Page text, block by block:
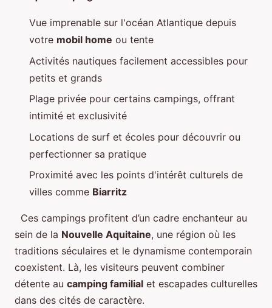
Vue imprenable sur l'océan Atlantique depuis
votre mobil home ou tente
Activités nautiques facilement accessibles pour
petits et grands
Plage privée pour certains campings, offrant
intimité et exclusivité
Locations de surf et écoles pour découvrir ou
perfectionner sa pratique
Proximité avec les points d'intérêt culturels de
villes comme Biarritz
Ces campings profitent d’un cadre enchanteur au
sein de la Nouvelle Aquitaine, une région où les
traditions séculaires et le dynamisme contemporain
coexistent. Là, les visiteurs peuvent combiner
détente au camping familial et escapades culturelles
dans des cités de caractère.